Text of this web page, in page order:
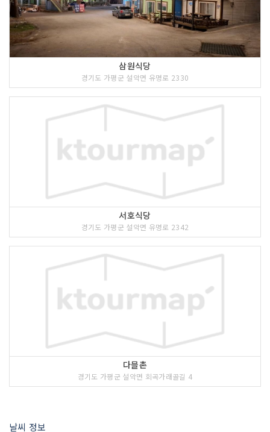
삼원식당
경기도 가평군 설악면 유명로 2330
서호식당
경기도 가평군 설악면 유명로 2342
다믈촌
경기도 가평군 설악면 회곡가래골길 4
날씨 정보